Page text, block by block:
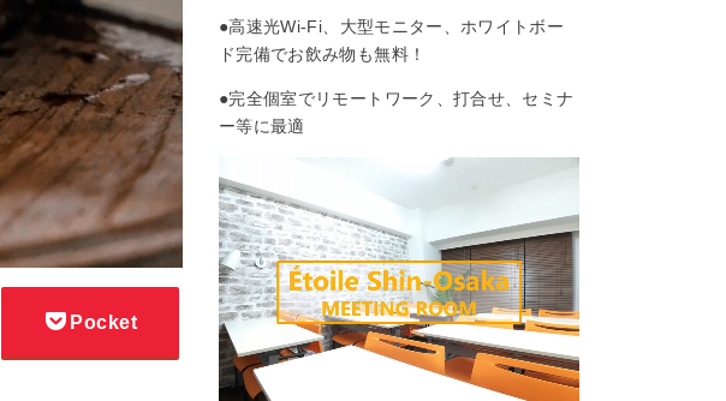
Pocket
●高速光Wi-Fi、大型モニター、ホワイトボー
ド完備でお飲み物も無料！
●完全個室でリモートワーク、打合せ、セミナ
ー等に最適